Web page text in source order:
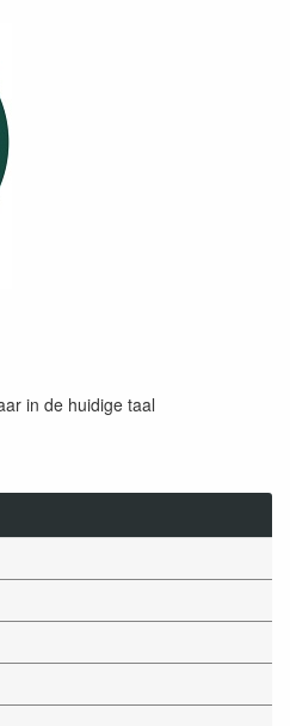
in de huidige taal